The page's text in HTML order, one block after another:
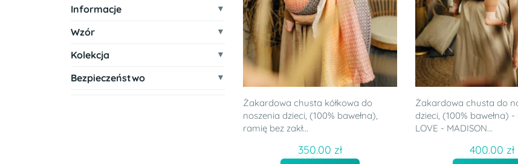
Informacje
Wzór
Kolekcja
Bezpieczeństwo
Żakardowa chusta kółkowa do
noszenia dzieci, (100% bawełna),
ramię bez zakł...
350.00 zł
Żakardowa chusta do
dzieci, (100% bawełna) -
LOVE - MADISON...
400.00 zł